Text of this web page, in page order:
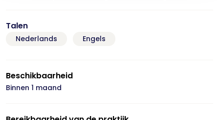
Talen
Nederlands Engels
Beschikbaarheid
Binnen 1 maand